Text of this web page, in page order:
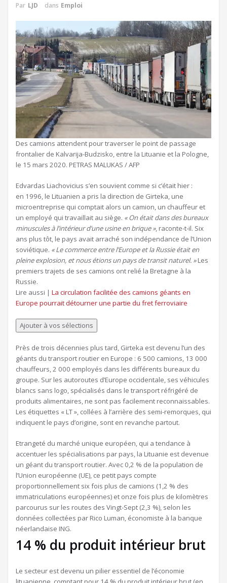
Par LJD dans Emploi
Des camions attendent pour traverser le point de passage
frontalier de Kalvarija-Budzisko, entre la Lituanie et la Pologne,
le 15 mars 2020. PETRAS MALUKAS / AFP
Edvardas Liachovicius s’en souvient comme si c’était hier :
en 1996, le Lituanien a pris la direction de Girteka, une
microentreprise qui comptait alors un camion, un chauffeur et
un employé qui travaillait au siège. « On était dans des bureaux
minuscules à l’intérieur d’une usine en brique », raconte-t-il. Six
ans plus tôt, le pays avait arraché son indépendance de l’Union
soviétique. « Le commerce entre l’Europe et la Russie était en
pleine explosion, et nous étions un pays de transit naturel. »Les
premiers trajets de ses camions ont relié la Bretagne à la
Russie.
Lire aussi | Article
réservé
nos
abonnés
La circulation facilitée des camions géants en
Europe pourrait détourner une partie du fret ferroviaire
Ajouter à vos sélections
Près de trois décennies plus tard, Girteka est devenu l’un des
géants du transport routier en Europe : 6 500 camions, 13 000
chauffeurs, 2 000 employés dans les différents bureaux du
groupe. Sur les autoroutes d’Europe occidentale, ses véhicules
blancs sans logo, spécialisés dans le transport réfrigéré de
produits alimentaires, ne sont pas facilement reconnaissables.
Les étiquettes « LT », collées à l’arrière des semi-remorques, qui
indiquent le pays d’origine, sont en revanche partout.
Etrangeté du marché unique européen, qui a tendance à
accentuer les spécialisations par pays, la Lituanie est devenue
un géant du transport routier. Avec 0,2 % de la population de
l’Union européenne (UE), ce petit pays compte
proportionnellement six fois plus de camions (1,2 % des
immatriculations européennes) et onze fois plus de kilomètres
parcourus sur les routes des Vingt-Sept (2,3 %), selon les
données collectées par Rico Luman, économiste à la banque
néerlandaise ING.
14 % du produit intérieur brut
Le secteur est devenu un pilier essentiel de l’économie